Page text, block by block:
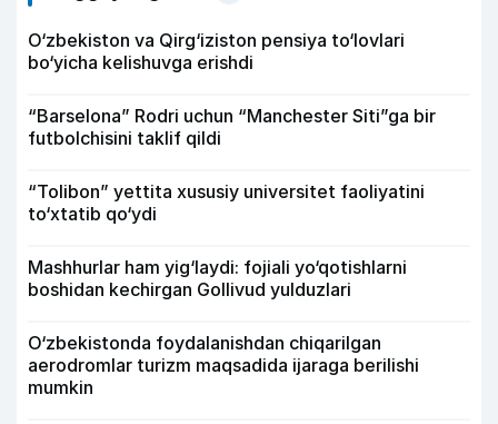
O‘zbekiston va Qirg‘iziston pensiya to‘lovlari
bo‘yicha kelishuvga erishdi
“Barselona” Rodri uchun “Manchester Siti”ga bir
futbolchisini taklif qildi
“Tolibon” yettita xususiy universitet faoliyatini
to‘xtatib qo‘ydi
Mashhurlar ham yig‘laydi: fojiali yo‘qotishlarni
boshidan kechirgan Gollivud yulduzlari
O‘zbekistonda foydalanishdan chiqarilgan
aerodromlar turizm maqsadida ijaraga berilishi
mumkin